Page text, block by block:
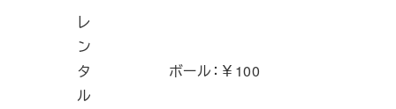
レ
ン
タ
ル
ボール：￥100